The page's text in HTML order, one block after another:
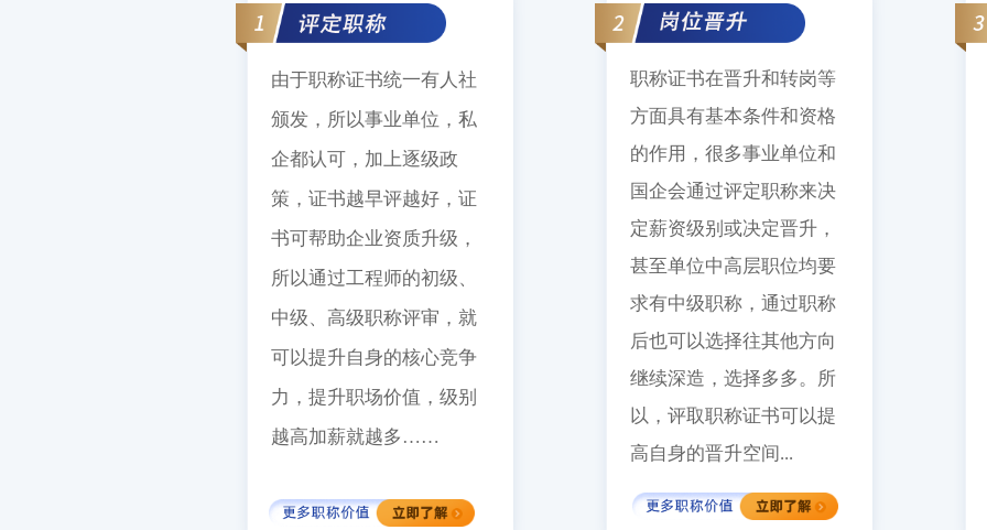
由于职称证书统一有人社
颁发，所以事业单位，私
企都认可，加上逐级政
策，证书越早评越好，证
书可帮助企业资质升级，
所以通过工程师的初级、
中级、高级职称评审，就
可以提升自身的核心竞争
力，提升职场价值，级别
越高加薪就越多……
职称证书在晋升和转岗等
方面具有基本条件和资格
的作用，很多事业单位和
国企会通过评定职称来决
定薪资级别或决定晋升，
甚至单位中高层职位均要
求有中级职称，通过职称
后也可以选择往其他方向
继续深造，选择多多。所
以，评取职称证书可以提
高自身的晋升空间...